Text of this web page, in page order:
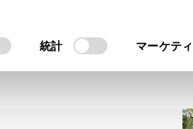
統計 マーケテ
用品を探す 試す